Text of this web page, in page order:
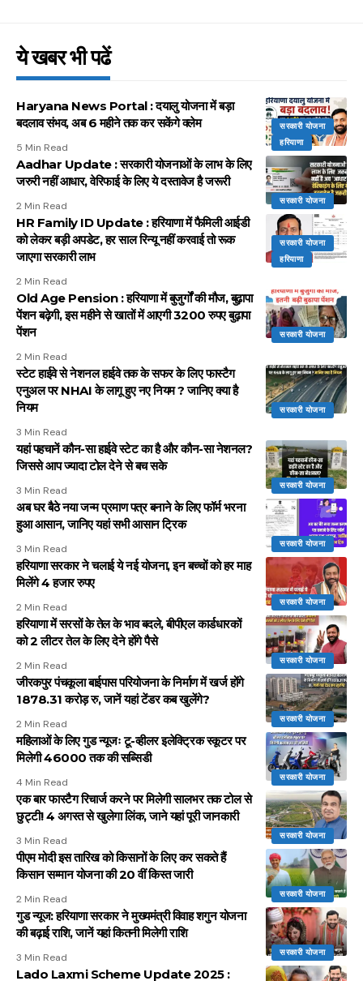
ये खबर भी पढें
सरकारी योजना
हरियाणा
Haryana News Portal : दयालु योजना में बड़ा
बदलाव संभव, अब 6 महीने तक कर सकेंगे क्लेम
5 Min Read
सरकारी योजना
Aadhar Update : सरकारी योजनाओं के लाभ के लिए
जरुरी नहीं आधार, वेरिफाई के लिए ये दस्तावेज है जरूरी
2 Min Read
सरकारी योजना
हरियाणा
HR Family ID Update : हरियाणा में फैमिली आईडी
को लेकर बड़ी अपडेट, हर साल रिन्यू नहीं करवाई तो रूक
जाएगा सरकारी लाभ
2 Min Read
सरकारी योजना
Old Age Pension : हरियाणा में बुजुर्गों की मौज, बुढ़ापा
पेंशन बढ़ेगी, इस महीने से खातों में आएगी 3200 रुपए बुढ़ापा
पेंशन
2 Min Read
सरकारी योजना
स्टेट हाईवे से नेशनल हाईवे तक के सफर के लिए फास्टैग
एनुअल पर NHAI के लागू हुए नए नियम ? जानिए क्या है
नियम
3 Min Read
सरकारी योजना
यहां पहचानें कौन-सा हाईवे स्टेट का है और कौन-सा नेशनल?
जिससे आप ज्यादा टोल देने से बच सके
3 Min Read
सरकारी योजना
अब घर बैठे नया जन्म प्रमाण पत्र बनाने के लिए फॉर्म भरना
हुआ आसान, जानिए यहां सभी आसान ट्रिक
3 Min Read
सरकारी योजना
हरियाणा सरकार ने चलाई ये नई योजना, इन बच्चों को हर माह
मिलेंगे 4 हजार रुपए
2 Min Read
सरकारी योजना
हरियाणा में सरसों के तेल के भाव बदले, बीपीएल कार्डधारकों
को 2 लीटर तेल के लिए देने होंगे पैसे
2 Min Read
सरकारी योजना
जीरकपुर पंचकूला बाईपास परियोजना के निर्माण में खर्ज होंगे
1878.31 करोड़ रु, जानें यहां टेंडर कब खुलेंगे?
2 Min Read
सरकारी योजना
महिलाओं के लिए गुड न्यूजः टू-व्हीलर इलेक्ट्रिक स्कूटर पर
मिलेगी 46000 तक की सब्सिडी
4 Min Read
सरकारी योजना
एक बार फास्टैग रिचार्ज करने पर मिलेगी सालभर तक टोल से
छुट्टी! 4 अगस्त से खुलेगा लिंक, जाने यहां पूरी जानकारी
3 Min Read
सरकारी योजना
पीएम मोदी इस तारिख को किसानों के लिए कर सकते हैं
किसान सम्मान योजना की 20 वीं किस्त जारी
2 Min Read
सरकारी योजना
गुड न्यूज: हरियाणा सरकार ने मुख्यमंत्री विवाह शगुन योजना
की बढ़ाई राशि, जानें यहां कितनी मिलेगी राशि
3 Min Read
Lado Laxmi Scheme Update 2025 :